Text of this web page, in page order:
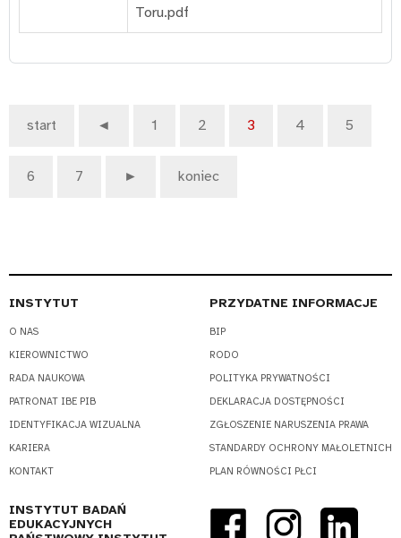
Toru.pdf
start ◄ 1 2 3 4 5
6 7 ► koniec
INSTYTUT
O NAS
KIEROWNICTWO
RADA NAUKOWA
PATRONAT IBE PIB
IDENTYFIKACJA WIZUALNA
KARIERA
KONTAKT
PRZYDATNE INFORMACJE
BIP
RODO
POLITYKA PRYWATNOŚCI
DEKLARACJA DOSTĘPNOŚCI
ZGŁOSZENIE NARUSZENIA PRAWA
STANDARDY OCHRONY MAŁOLETNICH
PLAN RÓWNOŚCI PŁCI
INSTYTUT BADAŃ
EDUKACYJNYCH